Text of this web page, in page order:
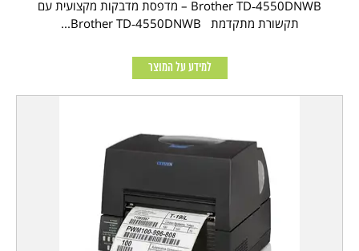
Brother TD‑4550DNWB – מדפסת מדבקות מקצועית עם
תקשורת מתקדמת Brother TD‑4550DNWB...
למידע על המוצר